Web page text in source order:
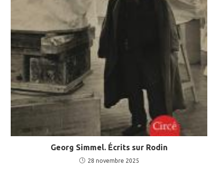
Georg Simmel. Écrits sur Rodin
28 novembre 2025